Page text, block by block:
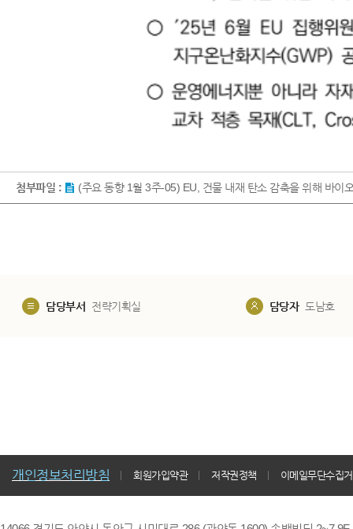
첨부파일 : (주요 동향 1월 3주-05) EU, 건물 내재 탄소 감축을 위해 바이
담당부서 전략기획실 담당자 도남호
개인정보처리방침 회원가입약관 저작권정책 이메일무단수집